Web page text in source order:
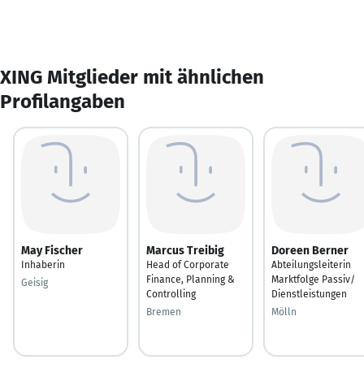
XING Mitglieder mit ähnlichen
Profilangaben
May Fischer
Inhaberin
Geisig
Marcus Treibig
Head of Corporate
Finance, Planning &
Controlling
Bremen
Doreen Berner
Abteilungsleiterin
Marktfolge Passiv/
Dienstleistungen
Mölln